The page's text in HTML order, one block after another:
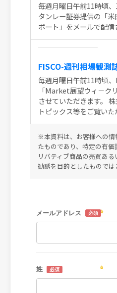
毎週月曜日午前11時頃
タンレー証券提供の「
ポート」をメールで配信
FISCO-週刊相場観測
毎週月曜日午前11時頃
「Market展望ウィ－ク
させていただきます。
トピックス等をご覧いた
※本資料は、お客様への情
たものであり、特定の有
リバティブ商品の売買あ
勧誘を目的としたものでは
メールアドレス
姓